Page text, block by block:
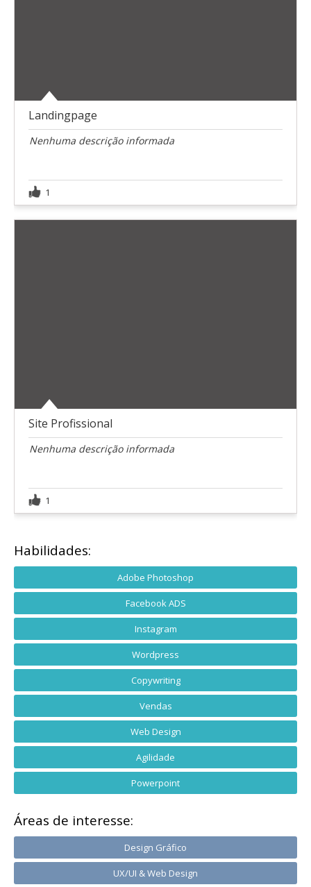
Landingpage
Nenhuma descrição informada
1
Site Profissional
Nenhuma descrição informada
1
Habilidades:
Adobe Photoshop
Facebook ADS
Instagram
Wordpress
Copywriting
Vendas
Web Design
Agilidade
Powerpoint
Áreas de interesse:
Design Gráfico
UX/UI & Web Design